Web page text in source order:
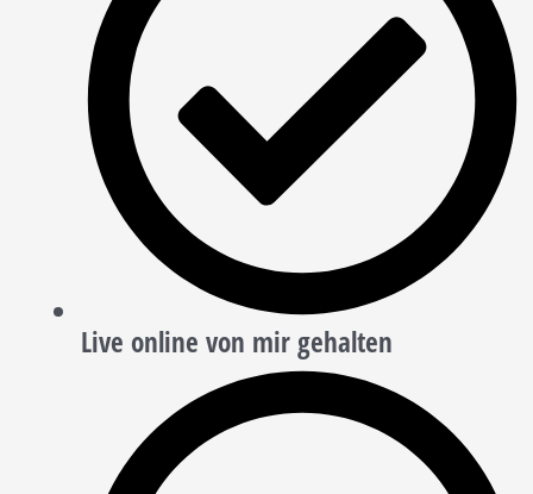
Live online von mir gehalten